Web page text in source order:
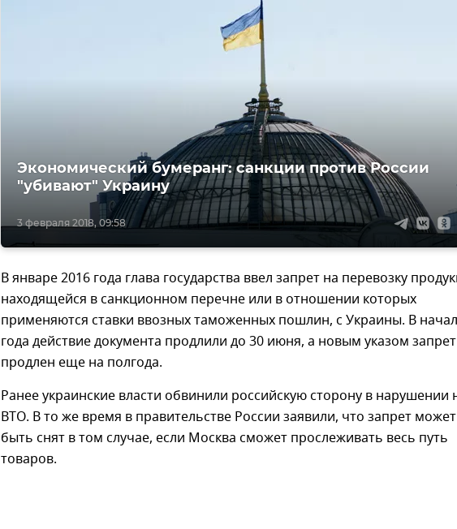
3 февраля 2018, 09:58
Экономический бумеранг: санкции против России
"убивают" Украину
В январе 2016 года глава государства ввел запрет на перевозку
находящейся в санкционном перечне или в отношении которых
применяются ставки ввозных таможенных пошлин, с Украины. В
года действие документа продлили до 30 июня, а новым указом запрет
продлен еще на полгода.
Ранее украинские власти обвинили российскую сторону в нарушении
ВТО. В то же время в правительстве России заявили, что запрет может
быть снят в том случае, если Москва сможет прослеживать весь путь
товаров.